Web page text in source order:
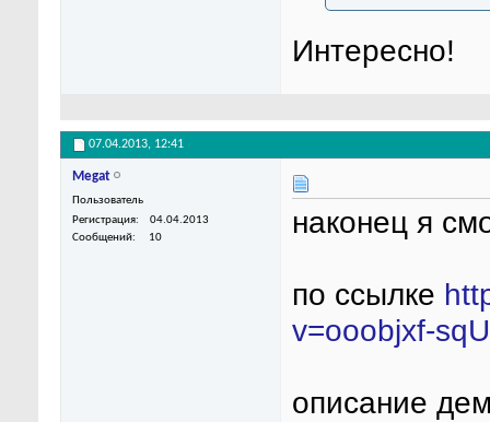
Интересно!
07.04.2013, 12:41
Megat
Пользователь
Регистрация
04.04.2013
Сообщений
10 наконец я
по ссылке
v=ooobjxf-sqU
описание